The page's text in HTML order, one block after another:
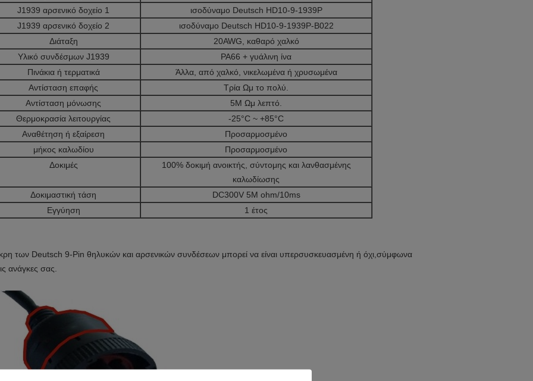
J1939 αρσενικό δοχείο 1
ισοδύναμο Deutsch HD10-9-1939P
J1939 αρσενικό δοχείο 2
ισοδύναμο Deutsch HD10-9-1939P-B022
Διάταξη
20AWG, καθαρό χαλκό
Υλικό συνδέσμων J1939
PA66 + γυάλινη ίνα
Πινάκια ή τερματικά
Άλλα, από χαλκό, νικελωμένα ή χρυσωμένα
Αντίσταση επαφής
Τρία Ωμ το πολύ.
Αντίσταση μόνωσης
5M Ωμ λεπτό.
Θερμοκρασία λειτουργίας
-25°C ~ +85°C
Αναθέτηση ή εξαίρεση
Προσαρμοσμένο
μήκος καλωδίου
Προσαρμοσμένο
Δοκιμές
100% δοκιμή ανοικτής, σύντομης και λανθασμένης
καλωδίωσης
Δοκιμαστική τάση
DC300V 5M ohm/10ms
Εγγύηση
1 έτος
των Deutsch 9-Pin θηλυκών και αρσενικών συνδέσεων μπορεί να είναι υπερσυσκευασμένη ή όχι, σύμφωνα
ανάγκες σας.